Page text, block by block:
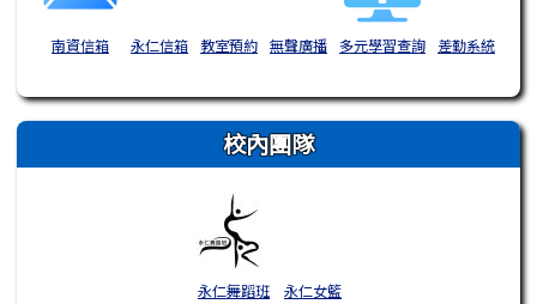
南資信箱 永仁信箱 教室預約 無聲廣播 多元學習查詢 差勤系統
校內團隊
永仁舞蹈班 永仁女籃